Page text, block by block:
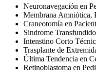
Neuronavegación en
Membrana Amniótica,
Craneotomía en
Sindrome
Intenstino Corto
Trasplante de
Última Tendencia en
Retinoblastoma en